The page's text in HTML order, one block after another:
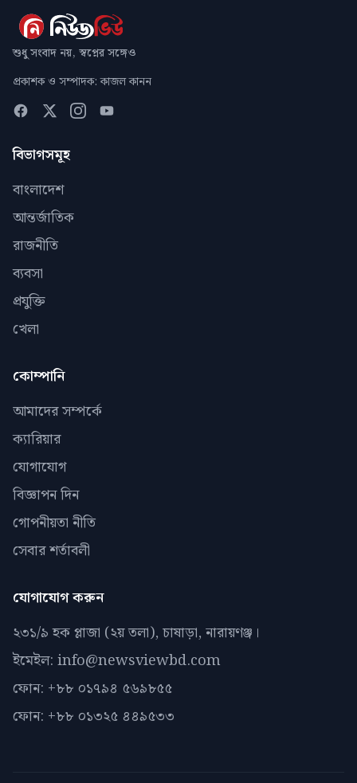
শুধু সংবাদ নয়, স্বপ্নের সঙ্গেও
প্রকাশক ও সম্পাদক: কাজল কানন
বিভাগসমূহ
বাংলাদেশ
আন্তর্জাতিক
রাজনীতি
ব্যবসা
প্রযুক্তি
খেলা
কোম্পানি
আমাদের সম্পর্কে
ক্যারিয়ার
যোগাযোগ
বিজ্ঞাপন দিন
গোপনীয়তা নীতি
সেবার শর্তাবলী
যোগাযোগ করুন
২৩১/৯ হক প্লাজা (২য় তলা), চাষাড়া, নারায়ণঞ্জ।
ইমেইল: info@newsviewbd.com
ফোন: +৮৮ ০১৭৯৪ ৫৬৯৮৫৫
ফোন: +৮৮ ০১৩২৫ ৪৪৯৫৩৩